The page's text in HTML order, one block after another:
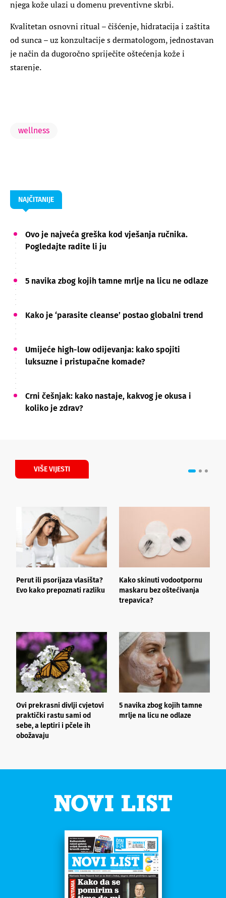
njega kože ulazi u domenu preventivne skrbi.
Kvalitetan osnovni ritual – čišćenje, hidratacija i zaštita
od sunca – uz konzultacije s dermatologom, jednostavan
je način da dugoročno spriječite oštećenja kože i
starenje.
wellness
NAJČITANIJE
Ovo je najveća greška kod vješanja ručnika.
Pogledajte radite li ju
5 navika zbog kojih tamne mrlje na licu ne odlaze
Kako je ‘parasite cleanse’ postao globalni trend
Umijeće high-low odijevanja: kako spojiti
luksuzne i pristupačne komade?
Crni češnjak: kako nastaje, kakvog je okusa i
koliko je zdrav?
VIŠE VIJESTI
Perut ili psorijaza vlasišta?
Evo kako prepoznati razliku
Kako skinuti vodootpornu
maskaru bez oštećivanja
trepavica?
Ovi prekrasni divlji cvjetovi
praktički rastu sami od
sebe, a leptiri i pčele ih
obožavaju
5 navika zbog kojih tamne
mrlje na licu ne odlaze